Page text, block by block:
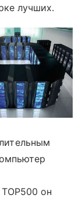
лучших.
ТОР500 он